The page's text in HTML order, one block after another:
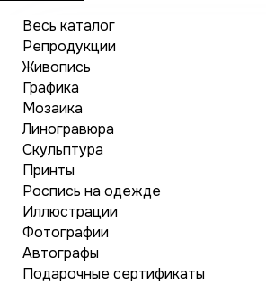
Весь каталог
Репродукции
Живопись
Графика
Мозаика
Линогравюра
Скульптура
Принты
Роспись на одежде
Иллюстрации
Фотографии
Автографы
Подарочные сертификаты